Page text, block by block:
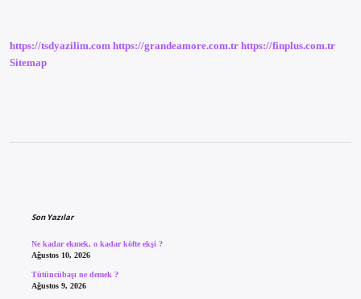
https://tsdyazilim.com https://grandeamore.com.tr https://finplus.com.tr
Sitemap
Son Yazılar
Ne kadar ekmek, o kadar köfte ekşi ?
Ağustos 10, 2026
Tütüncübaşı ne demek ?
Ağustos 9, 2026